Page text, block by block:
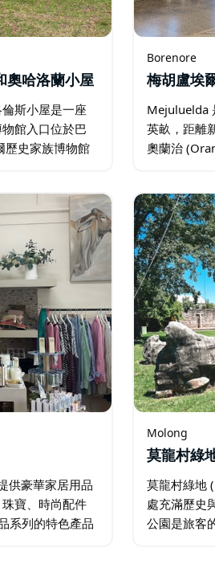
奧哈洛蘭小屋
斯小屋是一座
館入口位於巴
歷史家族博物館
Borenore
梅胡盧埃
Mejuluelda
英畝，距離
奧蘭治
供豪華家居用品
寶、時尚配件
系列的特色產品
Molong
莫龍村綠
莫龍村綠地
處充滿歷史
公園是旅客